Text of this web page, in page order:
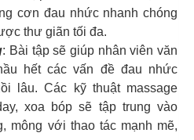
cơn đau nhức nhanh chóng
thư giãn tối đa.
: Bài tập sẽ giúp nhân viên văn
hết các vấn đề đau nhức
lâu. Các kỹ thuật massage
xoa bóp sẽ tập trung vào
mông với thao tác mạnh mẽ,